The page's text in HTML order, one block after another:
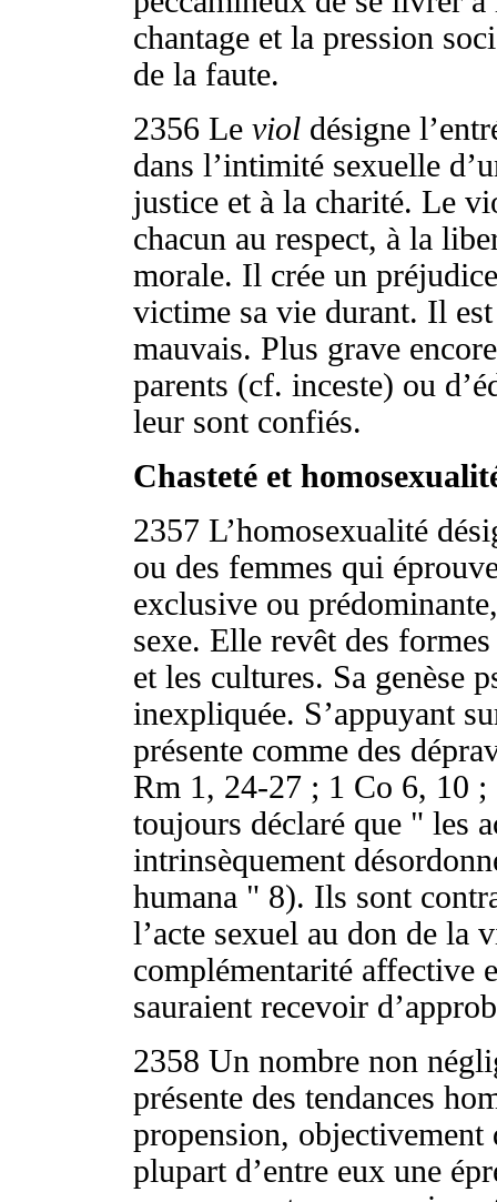
chantage et la pression
de la faute.
2356 Le viol désigne
dans l’intimité sexuelle
justice et à la charité. Le
chacun au respect, à la
morale. Il crée un
victime sa vie durant. Il
mauvais. Plus grave
parents (cf. inceste) ou
leur sont confiés.
Chasteté et
2357 L’homosexualité
ou des femmes qui
exclusive ou
sexe. Elle revêt des
et les cultures. Sa genèse
inexpliquée. S’appuyant
présente comme des
Rm 1, 24-27 ; 1 Co 6, 10
toujours déclaré que " les
intrinsèquement
humana " 8). Ils sont
l’acte sexuel au don de la
complémentarité affective
sauraient recevoir
2358 Un nombre non
présente des tendances
propension, objectivement
plupart d’entre eux une